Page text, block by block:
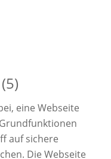
eine Webseite
auf sichere
Die Webseite